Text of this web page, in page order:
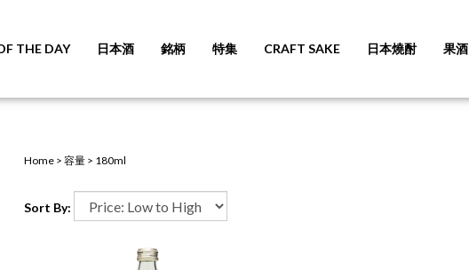
THE DAY 日本酒 銘柄 特集 CRAFT SAKE 日本燒酎 果酒
Home> 容量> 180ml
Sort By: